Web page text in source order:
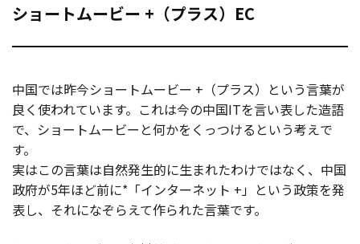
ショートムービー +（プラス）EC
中国では昨今ショートムービー +（プラス）という言葉が
良く使われています。これは今の中国ITを言い表した造語
で、ショートムービーと何かをくっつけるという考えで
す。
実はこの言葉は自然発生的に生まれたわけではなく、中国
政府が5年ほど前に*「インターネット +」という政策を発
表し、それになぞらえて作られた言葉です。